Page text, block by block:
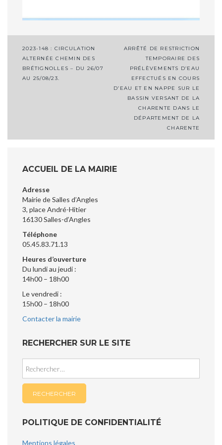
Navigation
de
l’article
2023-148 : CIRCULATION
ALTERNÉE CHEMIN DES
BRÉTIGNOLLES – DU 26/07
AU 25/08/23.
ARRÊTÉ DE RESTRICTION
TEMPORAIRE DES
PRÉLÈVEMENTS D’EAU
EFFECTUÉS EN COURS
D’EAU ET EN NAPPE SUR LE
BASSIN VERSANT DE LA
CHARENTE DANS LE
DÉPARTEMENT DE LA
CHARENTE
ACCUEIL DE LA MAIRIE
Adresse
Mairie de Salles d’Angles
3, place André-Hitier
16130 Salles-d’Angles
Téléphone
05.45.83.71.13
Heures d’ouverture
Du lundi au jeudi :
14h00 – 18h00
Le vendredi :
15h00 – 18h00
Contacter la mairie
RECHERCHER SUR LE SITE
POLITIQUE DE CONFIDENTIALITÉ
Mentions légales